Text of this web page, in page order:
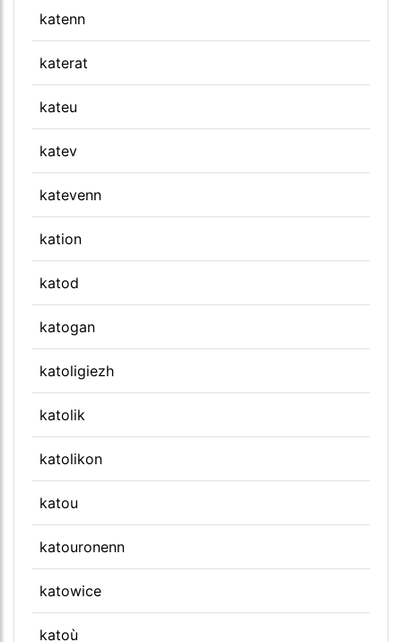
katenn
katerat
kateu
katev
katevenn
kation
katod
katogan
katoligiezh
katolik
katolikon
katou
katouronenn
katowice
katoù